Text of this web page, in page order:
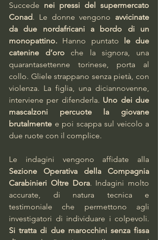
Succede nei pressi del supermercato
Conad. Le donne vengono avvicinate
da due nordafricani a bordo di un
monopattino. Hanno puntato le due
catenine d’oro che la signora, una
quarantasettenne torinese, porta al
collo. Gliele strappano senza pietà, con
violenza. La figlia, una diciannovenne,
interviene per difenderla. Uno dei due
mascalzoni percuote la giovane
brutalmente e poi scappa sul veicolo a
due ruote con il complice.
Sezione Operativa della Compagnia
Carabinieri Oltre Dora. Indagini molto
accurate, di natura tecnica e
testimoniale che permettono agli
Si tratta di due marocchini senza fissa